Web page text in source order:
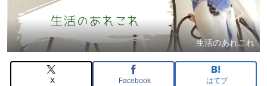
生活のあれこれ
X Facebook はてブ